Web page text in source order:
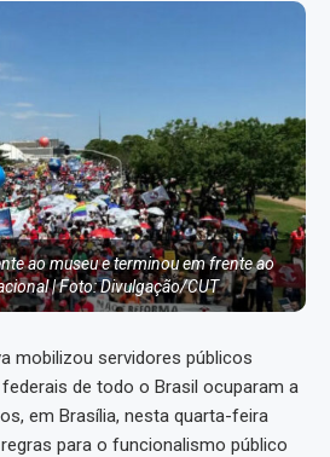
ao museu e terminou em frente ao
| Foto: Divulgação/CUT
mobilizou servidores públicos
de todo o Brasil ocuparam a
em Brasília, nesta quarta-feira
para o funcionalismo público